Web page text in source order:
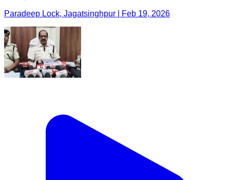
Paradeep Lock, Jagatsinghpur | Feb 19, 2026